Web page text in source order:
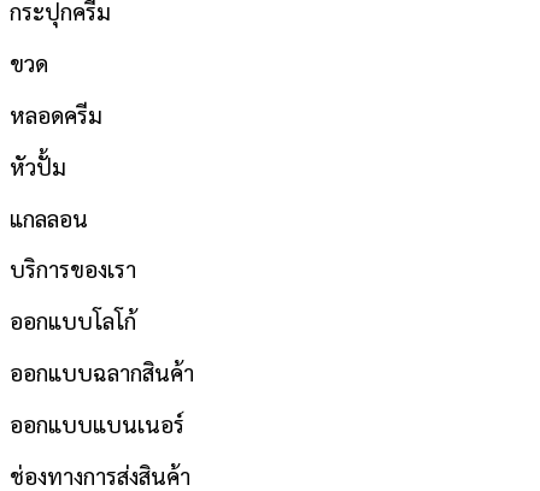
กระปุกครีม
ขวด
หลอดครีม
หัวปั้ม
แกลลอน
บริการของเรา
ออกแบบโลโก้
ออกแบบฉลากสินค้า
ออกแบบแบนเนอร์
ช่องทางการส่งสินค้า